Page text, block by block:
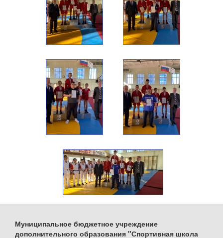
Муниципальное бюджетное учреждение
дополнительного образования "Спортивная школа